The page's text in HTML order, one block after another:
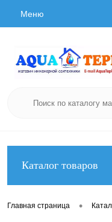
Меню
Каталог товаров
Главная страница •